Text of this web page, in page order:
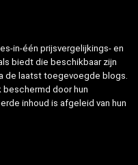
in-één prijsvergelijkings- en
biedt die beschikbaar zijn
de laatst toegevoegde blogs.
door hun
inhoud is afgeleid van hun